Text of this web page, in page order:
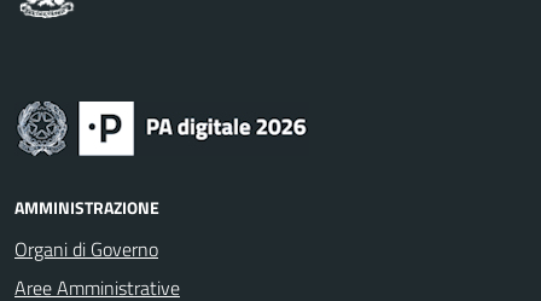
AMMINISTRAZIONE
Organi di Governo
Aree Amministrative